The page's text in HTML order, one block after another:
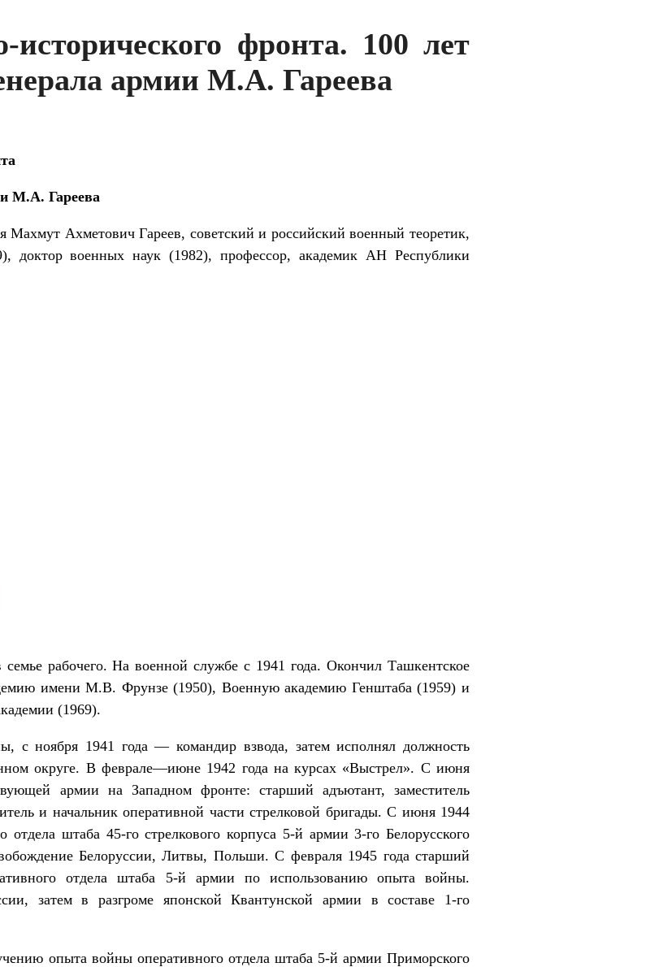
фронта. 100 лет
армии М.А. Гареева
М.А. Гареева
Махмут Ахметович Гареев, советский и российский военный теоретик,
доктор военных наук (1982), профессор, академик АН Республики
рабочего. На военной службе с 1941 года. Окончил Ташкентское
имени М.В. Фрунзе (1950), Военную академию Генштаба (1959) и
(1969).
с ноября 1941 года — командир взвода, затем исполнял должность
округе. В феврале—июне 1942 года на курсах «Выстрел». С июня
армии на Западном фронте: старший адъютант, заместитель
и начальник оперативной части стрелковой бригады. С июня 1944
отдела штаба 45-го стрелкового корпуса 5-й армии 3-го Белорусского
Белоруссии, Литвы, Польши. С февраля 1945 года старший
отдела штаба 5-й армии по использованию опыта войны.
затем в разгроме японской Квантунской армии в составе 1-го
опыта войны оперативного отдела штаба 5-й армии Приморского